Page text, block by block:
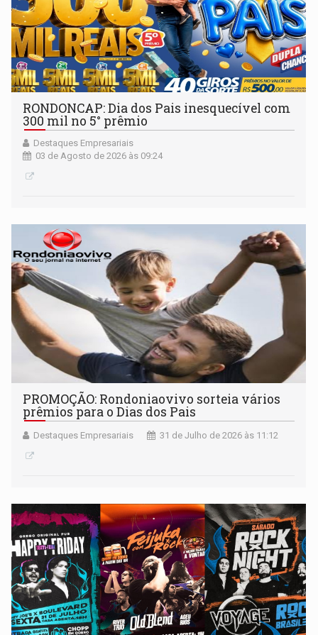
RONDONCAP: Dia dos Pais inesquecível com
300 mil no 5° prêmio
Destaques Empresariais
03 de Agosto de 2026 às 09:24
PROMOÇÃO: Rondoniaovivo sorteia vários
prêmios para o Dias dos Pais
Destaques Empresariais 31 de Julho de 2026 às 11:12